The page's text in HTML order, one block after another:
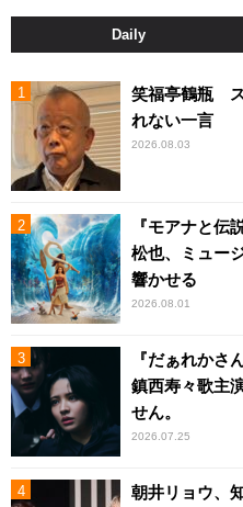
Daily
笑福亭鶴瓶
れない一言
2026.08.03
『モアナと伝
松也、ミュー
響かせる
2026.08.01
『だぁれかさ
鎮西寿々歌主
せん。
2026.07.25
朝井リョウ、